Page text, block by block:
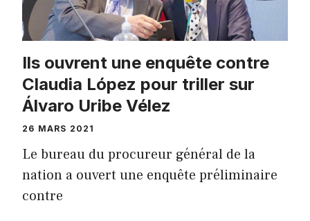
Ils ouvrent une enquête contre
Claudia López pour triller sur
Álvaro Uribe Vélez
26 MARS 2021
Le bureau du procureur général de la
nation a ouvert une enquête préliminaire
contre